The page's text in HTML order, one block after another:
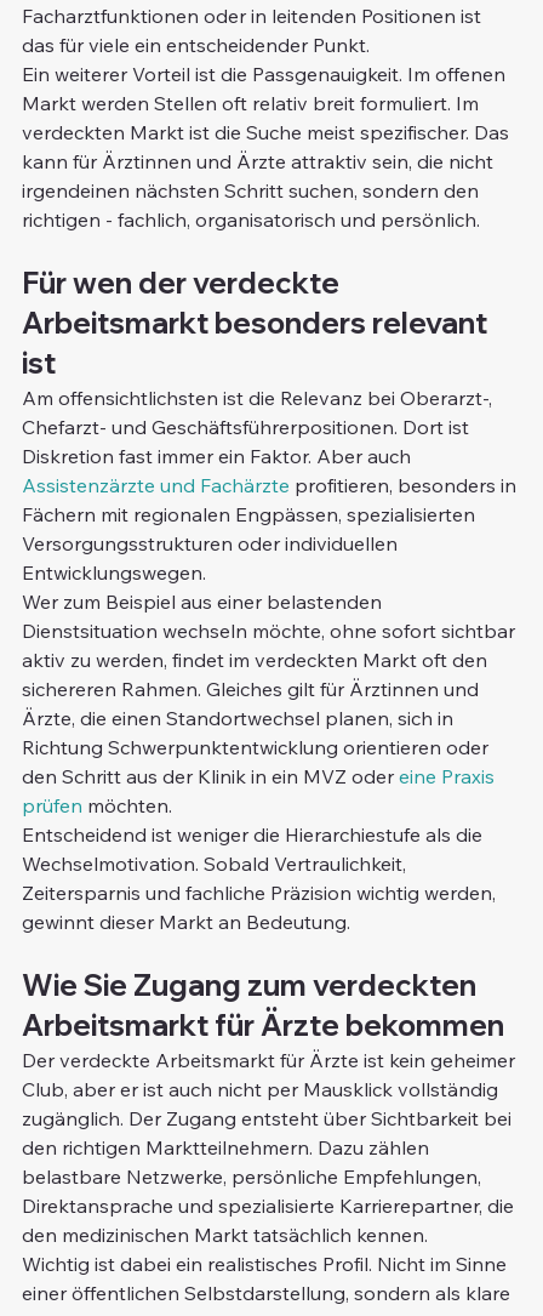
Facharztfunktionen oder in leitenden Positionen ist
das für viele ein entscheidender Punkt.
Ein weiterer Vorteil ist die Passgenauigkeit. Im offenen
Markt werden Stellen oft relativ breit formuliert. Im
verdeckten Markt ist die Suche meist spezifischer. Das
kann für Ärztinnen und Ärzte attraktiv sein, die nicht
irgendeinen nächsten Schritt suchen, sondern den
richtigen - fachlich, organisatorisch und persönlich.
Für wen der verdeckte
Arbeitsmarkt besonders relevant
ist
Am offensichtlichsten ist die Relevanz bei Oberarzt-,
Chefarzt- und Geschäftsführerpositionen. Dort ist
Diskretion fast immer ein Faktor. Aber auch
Assistenzärzte und Fachärzte profitieren, besonders in
Fächern mit regionalen Engpässen, spezialisierten
Versorgungsstrukturen oder individuellen
Entwicklungswegen.
Wer zum Beispiel aus einer belastenden
Dienstsituation wechseln möchte, ohne sofort sichtbar
aktiv zu werden, findet im verdeckten Markt oft den
sichereren Rahmen. Gleiches gilt für Ärztinnen und
Ärzte, die einen Standortwechsel planen, sich in
Richtung Schwerpunktentwicklung orientieren oder
den Schritt aus der Klinik in ein MVZ oder eine Praxis
prüfen möchten.
Entscheidend ist weniger die Hierarchiestufe als die
Wechselmotivation. Sobald Vertraulichkeit,
Zeitersparnis und fachliche Präzision wichtig werden,
gewinnt dieser Markt an Bedeutung.
Wie Sie Zugang zum verdeckten
Arbeitsmarkt für Ärzte bekommen
Der verdeckte Arbeitsmarkt für Ärzte ist kein geheimer
Club, aber er ist auch nicht per Mausklick vollständig
zugänglich. Der Zugang entsteht über Sichtbarkeit bei
den richtigen Marktteilnehmern. Dazu zählen
belastbare Netzwerke, persönliche Empfehlungen,
Direktansprache und spezialisierte Karrierepartner, die
den medizinischen Markt tatsächlich kennen.
Wichtig ist dabei ein realistisches Profil. Nicht im Sinne
einer öffentlichen Selbstdarstellung, sondern als klare